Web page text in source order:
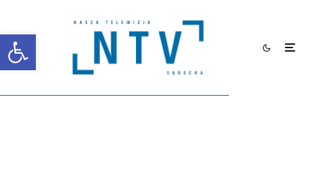
Otwórz pasek narzędzi